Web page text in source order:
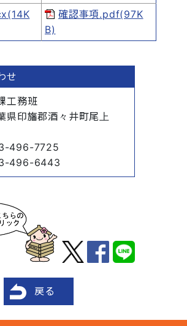
確認事項.pdf(97K
B)
せ
工務班
県印旛郡酒々井町尾上
496-7725
496-6443
戻る